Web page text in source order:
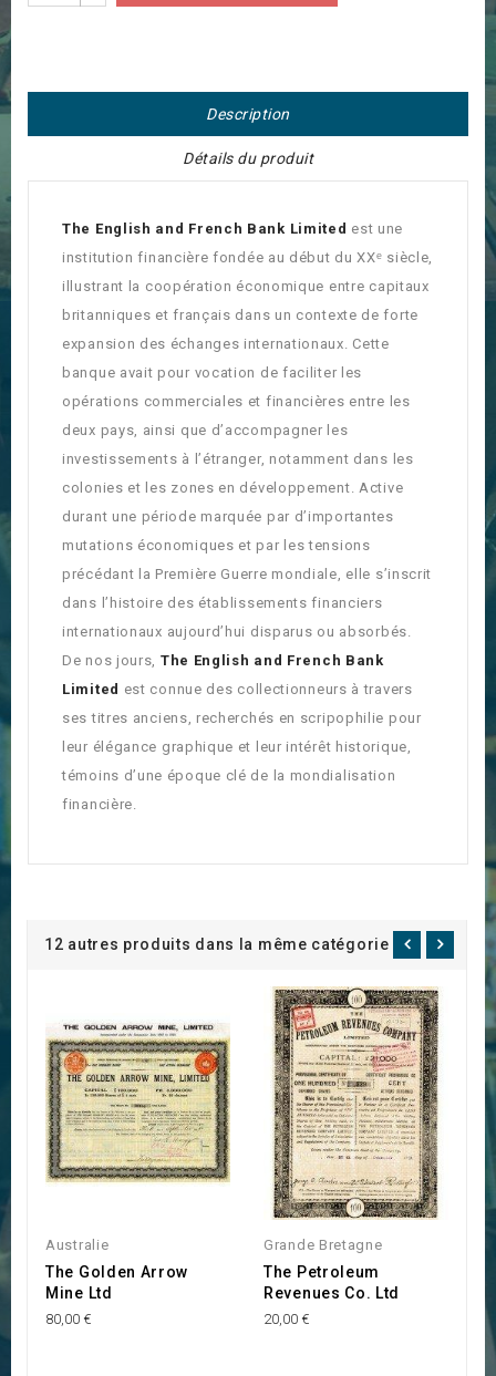
Description
Détails du produit
The English and French Bank Limited est une
institution financière fondée au début du XXᵉ siècle,
illustrant la coopération économique entre capitaux
britanniques et français dans un contexte de forte
expansion des échanges internationaux. Cette
banque avait pour vocation de faciliter les
opérations commerciales et financières entre les
deux pays, ainsi que d’accompagner les
investissements à l’étranger, notamment dans les
colonies et les zones en développement. Active
durant une période marquée par d’importantes
mutations économiques et par les tensions
précédant la Première Guerre mondiale, elle s’inscrit
dans l’histoire des établissements financiers
internationaux aujourd’hui disparus ou absorbés.
De nos jours, The English and French Bank
Limited est connue des collectionneurs à travers
ses titres anciens, recherchés en scripophilie pour
leur élégance graphique et leur intérêt historique,
témoins d’une époque clé de la mondialisation
financière.
12 autres produits dans la même catégorie :
Australie
The Golden Arrow
Mine Ltd
80,00 €
Grande Bretagne
The Petroleum
Revenues Co. Ltd
20,00 €